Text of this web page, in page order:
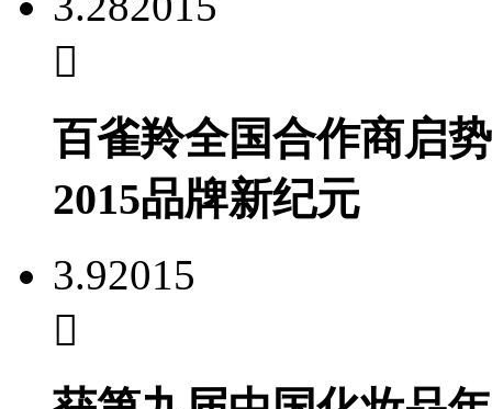
百雀羚全国合作商启
2015品牌新纪元
3.92015